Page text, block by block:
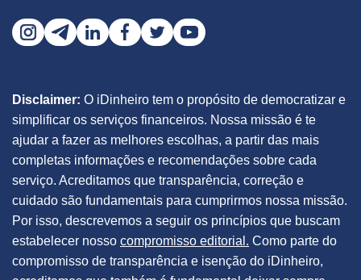
Disclaimer: O iDinheiro tem o propósito de democratizar e
simplificar os serviços financeiros. Nossa missão é te
ajudar a fazer as melhores escolhas, a partir das mais
completas informações e recomendações sobre cada
serviço. Acreditamos que transparência, correção e
cuidado são fundamentais para cumprirmos nossa missão.
Por isso, descrevemos a seguir os princípios que buscam
estabelecer nosso compromisso editorial. Como parte do
compromisso de transparência e isenção do iDinheiro,